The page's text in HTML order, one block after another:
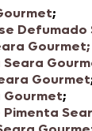
;
Gourmet;
Gourmet
Gourmet;